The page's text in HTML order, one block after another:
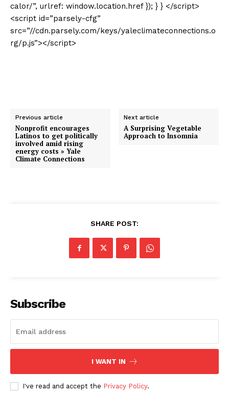
calor/”, urlref: window.location.href }); } } </script>
<script id=”parsely-cfg”
src=”//cdn.parsely.com/keys/yaleclimateconnections.o
rg/p.js”></script>
Previous article
Nonprofit encourages
Latinos to get politically
involved amid rising
energy costs » Yale
Climate Connections
Next article
A Surprising Vegetable
Approach to Insomnia
SHARE POST:
Subscribe
I WANT IN
I've read and accept the Privacy Policy.